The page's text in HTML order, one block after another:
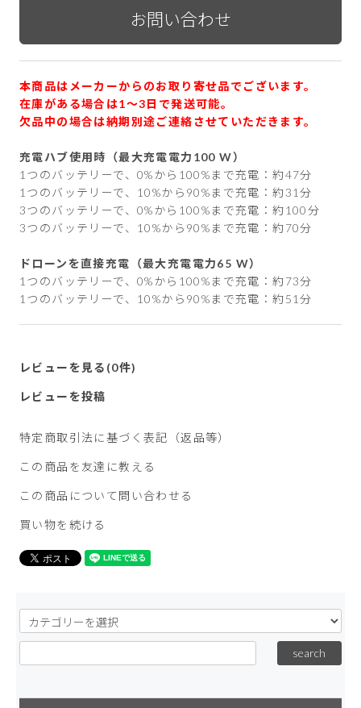
本商品はメーカーからのお取り寄せ品でございます。
在庫がある場合は1〜3日で発送可能。
欠品中の場合は納期別途ご連絡させていただきます。
充電ハブ使用時（最大充電電力100 W）
1つのバッテリーで、0%から100%まで充電：約47分
1つのバッテリーで、10%から90%まで充電：約31分
3つのバッテリーで、0%から100%まで充電：約100分
3つのバッテリーで、10%から90%まで充電：約70分
ドローンを直接充電（最大充電電力65 W）
1つのバッテリーで、0%から100%まで充電：約73分
1つのバッテリーで、10%から90%まで充電：約51分
レビューを見る(0件)
レビューを投稿
特定商取引法に基づく表記（返品等）
この商品を友達に教える
この商品について問い合わせる
買い物を続ける